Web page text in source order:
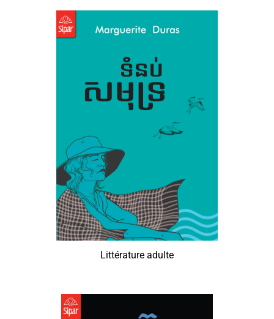
Littérature adulte